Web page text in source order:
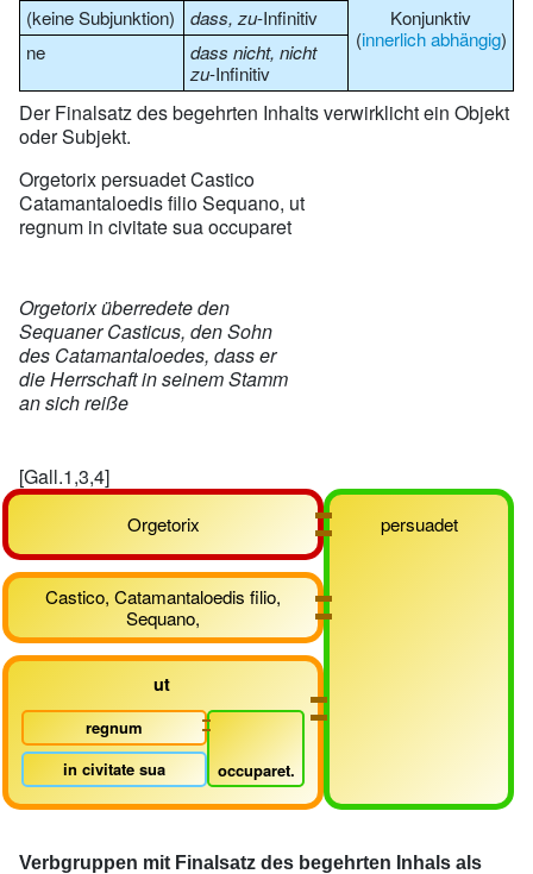
Konjunktiv
(innerlich abhängig)
(keine Subjunktion) dass, zu-Infinitiv
ne
dass nicht, nicht
zu-Infinitiv
Der Finalsatz des begehrten Inhalts verwirklicht ein Objekt
oder Subjekt.
Orgetorix persuadet Castico
Catamantaloedis filio Sequano, ut
regnum in civitate sua occuparet
Orgetorixüberredeteden
Sequaner Casticus, den Sohn
des Catamantaloedes, dass er
die Herrschaft in seinem Stamm
an sich reiße
[Gall.1,3,4]
persuadet
Orgetorix
Castico, Catamantaloedis filio,
Sequano,
ut
occuparet.
regnum
in civitate sua
Verbgruppen mit Finalsatz des begehrten Inhals als